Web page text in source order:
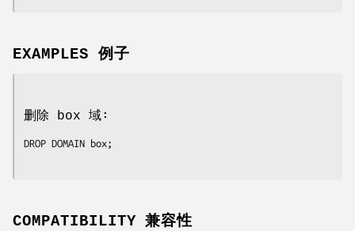
EXAMPLES 例子
删除 box 域∶
DROP DOMAIN box;
COMPATIBILITY 兼容性